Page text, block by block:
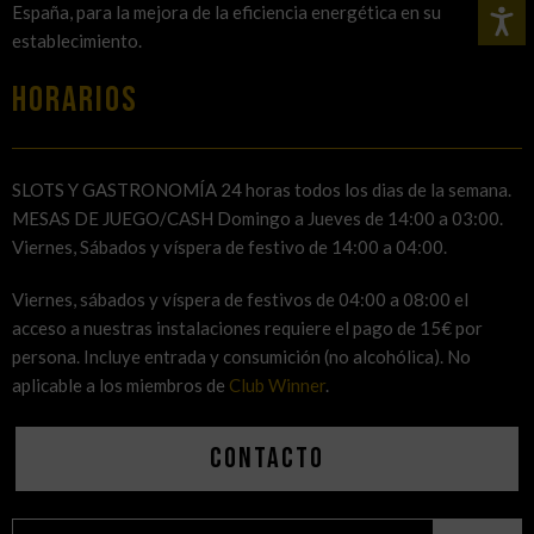
España, para la mejora de la eficiencia energética en su
establecimiento.
HORARIOS
SLOTS Y GASTRONOMÍA 24 horas todos los dias de la semana.
MESAS DE JUEGO/CASH Domingo a Jueves de 14:00 a 03:00.
Viernes, Sábados y víspera de festivo de 14:00 a 04:00.
Viernes, sábados y víspera de festivos de 04:00 a 08:00 el
acceso a nuestras instalaciones requiere el pago de 15€ por
persona. Incluye entrada y consumición (no alcohólica). No
aplicable a los miembros de Club Winner.
Contacto